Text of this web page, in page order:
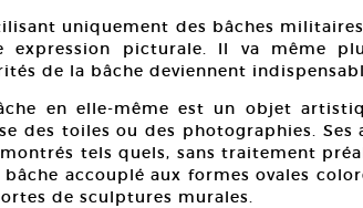
uniquement des bâches
expression picturale. Il va même
de la bâche deviennent
en elle-même est un objet
des toiles ou des photographies.
tels quels, sans traitement
bâche accouplé aux formes ovales
de sculptures murales.